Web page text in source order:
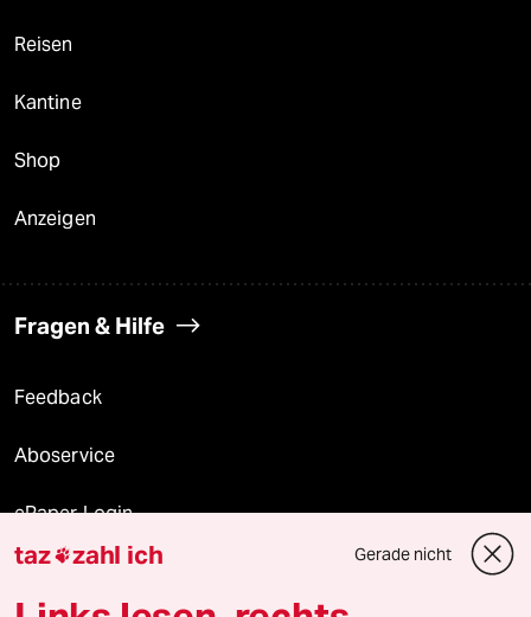
Reisen
Kantine
Shop
Anzeigen
Fragen & Hilfe
Feedback
Aboservice
ePaper Login
Downloads für Abonnierende
taz zahl ich Gerade nicht